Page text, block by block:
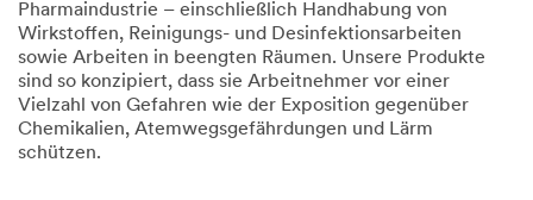
Pharmaindustrie – einschließlich Handhabung von
Wirkstoffen, Reinigungs- und Desinfektionsarbeiten
sowie Arbeiten in beengten Räumen. Unsere Produkte
sind so konzipiert, dass sie Arbeitnehmer vor einer
Vielzahl von Gefahren wie der Exposition gegenüber
Chemikalien, Atemwegsgefährdungen und Lärm
schützen.